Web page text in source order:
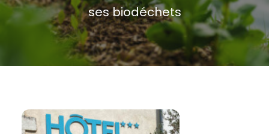
L’aventure
CONTACT
ses biodéchets